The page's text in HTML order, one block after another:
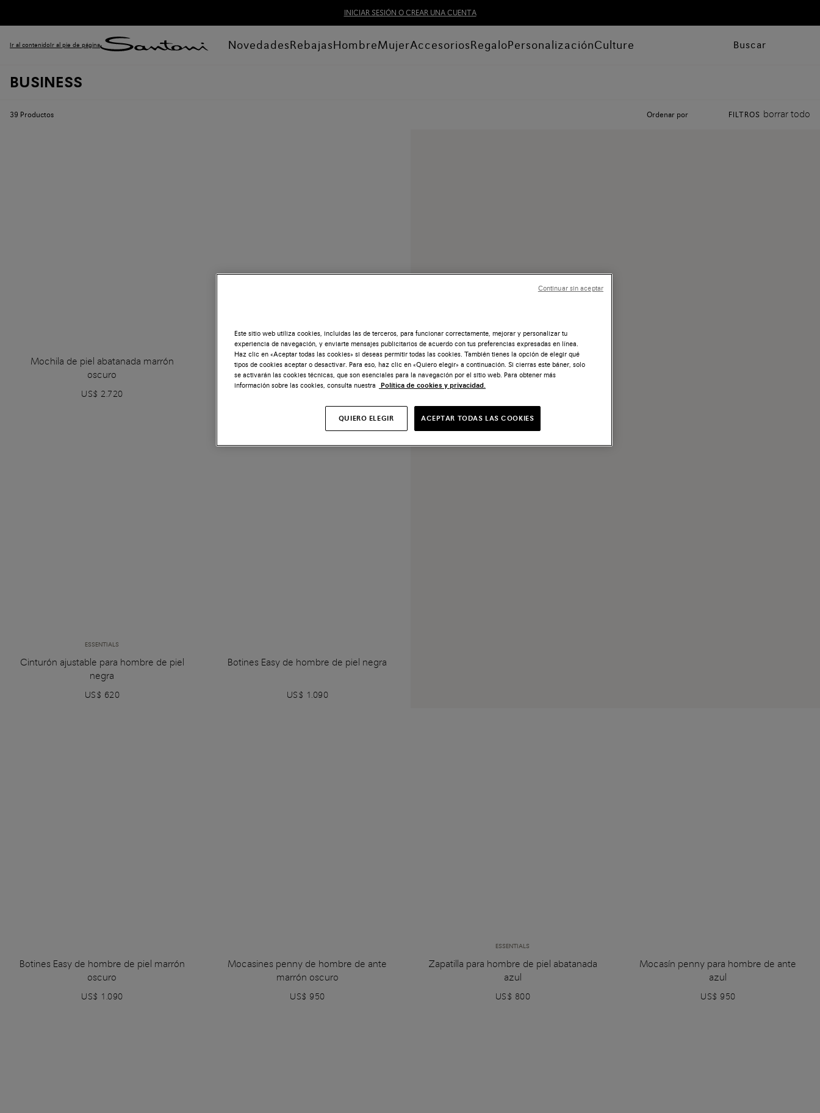
INICIAR SESIÓN O CREAR UNA CUENTA
Ir al contenidoIr al pie de página NovedadesRebajasHombreMujerAccesoriosRegaloPersonalizaciónCulture Buscar
BUSINESS
39 Productos Ordenar por FILTROS borrar todo
Mochila de piel abatanada marrón
oscuro
US$ 2.720
Mocasines con borlas de hombre en piel
y ante marrón oscuro
ESSENTIALS
Cinturón ajustable para hombre de piel
negra
US$ 620
Botines Easy de hombre de piel negra
US$ 1.090
Botines Easy de hombre de piel marrón
oscuro
US$ 1.090
Mocasines penny de hombre de ante
marrón oscuro
US$ 950
ESSENTIALS
Zapatilla para hombre de piel abatanada
azul
US$ 800
Mocasín penny para hombre de ante
azul
US$ 950
Este sitio web utiliza cookies, incluidas las de terceros, para funcionar correctamente, mejorar y personalizar tu
experiencia de navegación, y enviarte mensajes publicitarios de acuerdo con tus preferencias expresadas en línea.
Haz clic en «Aceptar todas las cookies» si deseas permitir todas las cookies. También tienes la opción de elegir qué
tipos de cookies aceptar o desactivar. Para eso, haz clic en «Quiero elegir» a continuación. Si cierras este báner, solo
se activarán las cookies técnicas, que son esenciales para la navegación por el sitio web. Para obtener más
información sobre las cookies, consulta nuestra
Política de cookies y privacidad.
QUIERO ELEGIR ACEPTAR TODAS LAS COOKIES
Continuar sin aceptar